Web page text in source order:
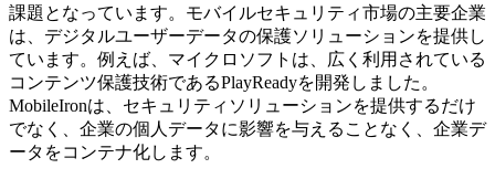
課題となっています。モバイルセキュリティ市場の主要企業
は、デジタルユーザーデータの保護ソリューションを提供し
ています。例えば、マイクロソフトは、広く利用されている
コンテンツ保護技術であるPlayReadyを開発しました。
MobileIronは、セキュリティソリューションを提供するだけ
でなく、企業の個人データに影響を与えることなく、企業デ
ータをコンテナ化します。